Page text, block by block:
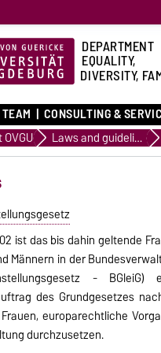
DEPARTMENT
EQUALITY,
DIVERSITY,
TEAM CONSULTING &
Laws and guidelines
ist das bis dahin geltende
Männern in der
-
des Grundgesetzes
europarechtliche
durchzusetzen.